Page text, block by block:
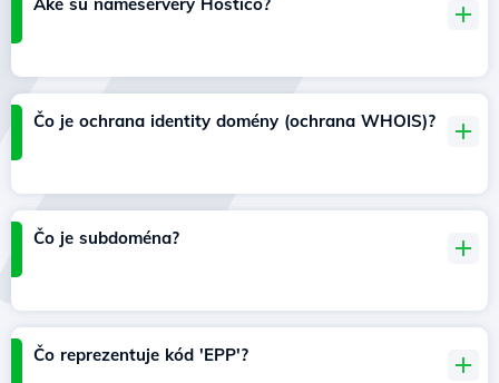
Čo je ochrana identity domény (ochrana WHOIS)?
Čo je subdoména?
Čo reprezentuje kód 'EPP'?